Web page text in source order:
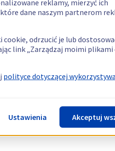
reklamy, mierzyć ich
dane naszym partnerom
odrzucić je lub
link „Zarządzaj moimi plikami
polityce dotyczącej
Ustawienia Akceptuj